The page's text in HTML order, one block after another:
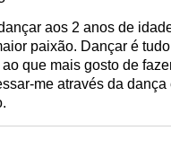
aos 2 anos de
paixão. Dançar é
que mais gosto de
me através da